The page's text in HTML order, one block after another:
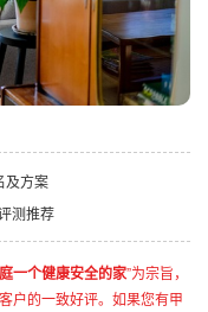
及方案
测推荐
一个健康安全的家”为宗旨，
户的一致好评。如果您有甲